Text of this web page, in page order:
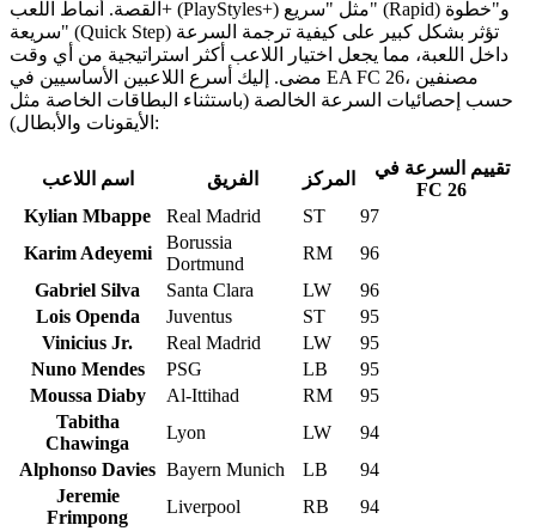
القصة. أنماط اللعب+ (PlayStyles+) مثل "سريع" (Rapid) و"خطوة
سريعة" (Quick Step) تؤثر بشكل كبير على كيفية ترجمة السرعة
داخل اللعبة، مما يجعل اختيار اللاعب أكثر استراتيجية من أي وقت
مضى. إليك أسرع اللاعبين الأساسيين في EA FC 26، مصنفين
حسب إحصائيات السرعة الخالصة (باستثناء البطاقات الخاصة مثل
الأيقونات والأبطال):
اسم اللاعب الفريق المركز
تقييم السرعة في
FC 26
Kylian Mbappe
Real Madrid ST
97
Karim Adeyemi
Borussia
Dortmund
RM
96
Gabriel Silva
Santa Clara LW
96
Lois Openda
Juventus ST
95
Vinicius Jr.
Real Madrid LW
95
Nuno Mendes
PSG LB
95
Moussa Diaby
Al-Ittihad RM
95
Tabitha
Chawinga
Lyon LW
94
Alphonso Davies Bayern Munich LB
94
Jeremie
Frimpong
Liverpool RB
94